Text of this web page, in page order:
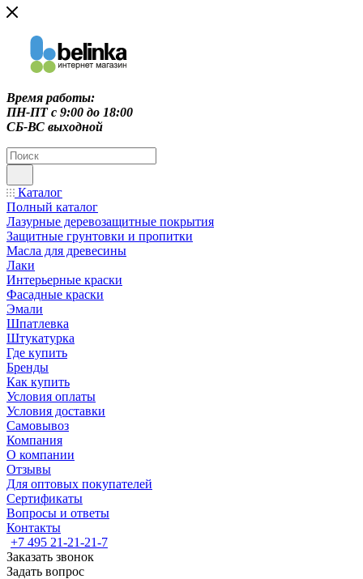
Время работы:
ПН-ПТ c 9:00 до 18:00
СБ-ВС выходной
Каталог
Полный каталог
Лазурные деревозащитные покрытия
Защитные грунтовки и пропитки
Масла для древесины
Лаки
Интерьерные краски
Фасадные краски
Эмали
Шпатлевка
Штукатурка
Где купить
Бренды
Как купить
Условия оплаты
Условия доставки
Самовывоз
Компания
О компании
Отзывы
Для оптовых покупателей
Сертификаты
Вопросы и ответы
Контакты
+7 495 21-21-21-7
Заказать звонок
Задать вопрос